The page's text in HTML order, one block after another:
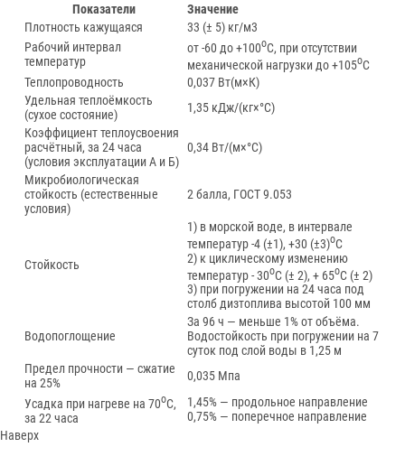
Показатели
Значение
Плотность кажущаяся
33 (± 5) кг/м3
Рабочий интервал
температур
от -60 до +100оС, при отсутствии
механической нагрузки до +105оС
Теплопроводность
0,037 Вт(м×К)
Удельная теплоёмкость
(сухое состояние)
1,35 кДж/(кг×°С)
Коэффициент теплоусвоения
расчётный, за 24 часа
(условия эксплуатации А и Б)
0,34 Вт/(м×°С)
Микробиологическая
стойкость (естественные
условия)
2 балла, ГОСТ 9.053
Стойкость
1) в морской воде, в интервале
температур -4 (±1), +30 (±3)оС
2) к циклическому изменению
температур - 30оС (± 2), + 65оС (± 2)
3) при погружении на 24 часа под
столб дизтоплива высотой 100 мм
Водопоглощение
За 96 ч — меньше 1% от объёма.
Водостойкость при погружении на 7
суток под слой воды в 1,25 м
Предел прочности — сжатие
на 25%
0,035 Мпа
Усадка при нагреве на 70оС,
за 22 часа
1,45% — продольное направление
0,75% — поперечное направление
Наверх